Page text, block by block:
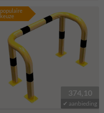
populaire
keuze
374,10
✔ aanbieding